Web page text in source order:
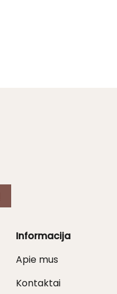
Informacija
Apie mus
Kontaktai